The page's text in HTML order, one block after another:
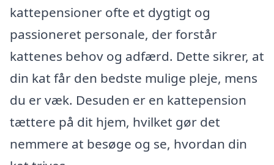
kattepensioner ofte et dygtigt og
passioneret personale, der forstår
kattenes behov og adfærd. Dette sikrer, at
din kat får den bedste mulige pleje, mens
du er væk. Desuden er en kattepension
tættere på dit hjem, hvilket gør det
nemmere at besøge og se, hvordan din